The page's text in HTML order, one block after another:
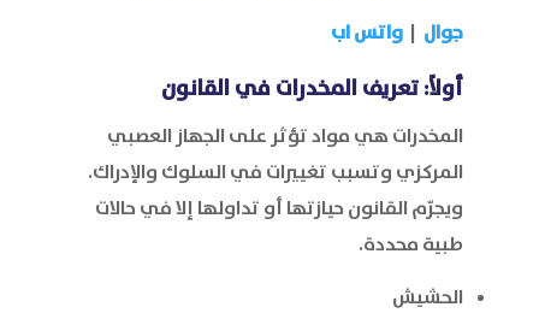
جوال | واتس اب
أولاً: تعريف المخدرات في القانون
المخدرات هي مواد تؤثر على الجهاز العصبي
المركزي وتسبب تغييرات في السلوك والإدراك.
ويجرّم القانون حيازتها أو تداولها إلا في حالات
طبية محددة.
الحشيش